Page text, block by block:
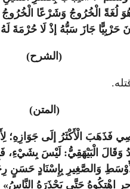
لُغَةً الْخُرُوجُ وَشَرْعًا
حَرْبِيًّا جَازَ سَبُّهُ إذْ لَا حُرْمَةَ
(الشرح)
(المتن)
فَذَهَبَ الْأَكْثَرُ إلَى جَوَازِهِ؛
الْبَيْهَقِيُّ: لَيْسَ بِشَيْءِ،
الْأَوْسَطِ وَالصَّغِيرِ
اهْتِكُوهُ حَتَّى يَحْذَرَهُ النَّاسُ»